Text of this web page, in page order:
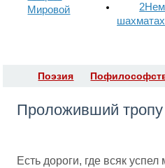
Мировой
2
шахматах
Поэзия
Проложивший тропу
Есть дороги, где всяк